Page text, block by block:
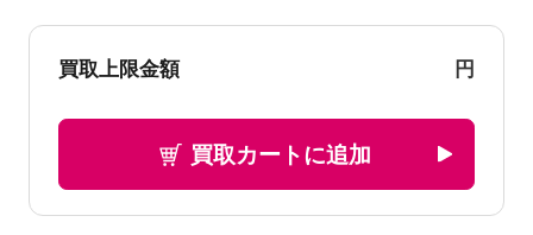
買取上限金額 円
買取カートに追加